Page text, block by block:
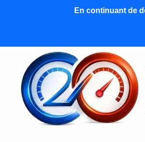
En continuant de